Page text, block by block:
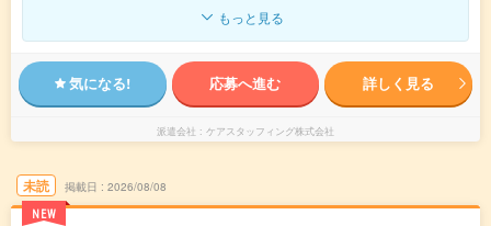
もっと見る
気になる! 応募へ進む 詳しく見る
派遣会社 ケアスタッフィング株式会社
未読
NEW
掲載日 2026/08/08